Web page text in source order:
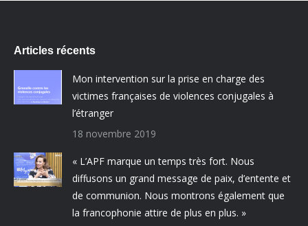
Articles récents
Mon intervention sur la prise en charge des
victimes françaises de violences conjugales à
l’étranger
18 novembre 2019
« L’APF marque un temps très fort. Nous
diffusons un grand message de paix, d’entente et
de communion. Nous montrons également que
la francophonie attire de plus en plus. »